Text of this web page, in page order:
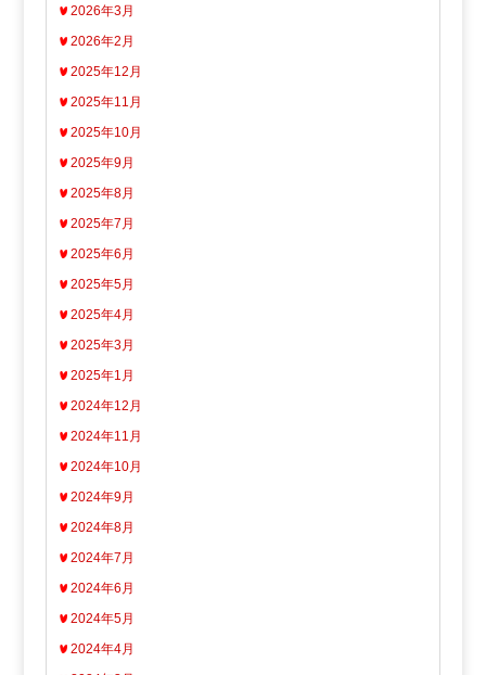
2026年3月
2026年2月
2025年12月
2025年11月
2025年10月
2025年9月
2025年8月
2025年7月
2025年6月
2025年5月
2025年4月
2025年3月
2025年1月
2024年12月
2024年11月
2024年10月
2024年9月
2024年8月
2024年7月
2024年6月
2024年5月
2024年4月